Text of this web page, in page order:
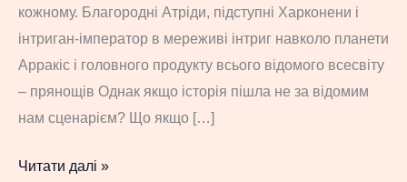
кожному. Благородні Атріди, підступні Харконени і
інтриган-імператор в мереживі інтриг навколо планети
Арракіс і головного продукту всього відомого всесвіту
– прянощів Однак якщо історія пішла не за відомим
нам сценарієм? Що якщо […]
Dune:
Читати далі »